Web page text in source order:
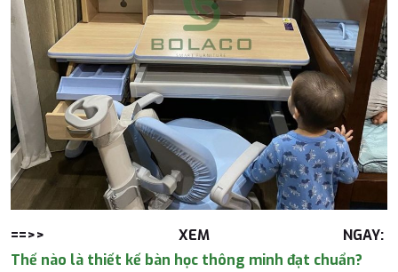
==>> XEM NGAY:
Thế nào là thiết kế bàn học thông minh đạt chuẩn?